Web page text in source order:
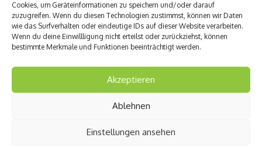
Cookies, um Geräteinformationen zu speichern und/oder darauf
zuzugreifen. Wenn du diesen Technologien zustimmst, können wir Daten
wie das Surfverhalten oder eindeutige IDs auf dieser Website verarbeiten.
Wenn du deine Einwillligung nicht erteilst oder zurückziehst, können
bestimmte Merkmale und Funktionen beeinträchtigt werden.
Akzeptieren
Ablehnen
Einstellungen ansehen
Weg an hartem Training vorbei. Warum das so ist, erfahrt Ihr
hier....
Weiterlesen